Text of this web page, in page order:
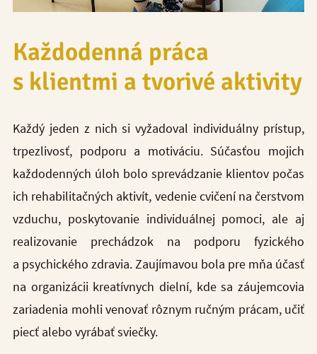
Každodenná práca
s klientmi a tvorivé aktivity
Každý jeden z nich si vyžadoval individuálny prístup,
trpezlivosť, podporu a motiváciu. Súčasťou mojich
každodenných úloh bolo sprevádzanie klientov počas
ich rehabilitačných aktivít, vedenie cvičení na čerstvom
vzduchu, poskytovanie individuálnej pomoci, ale aj
realizovanie prechádzok na podporu fyzického
a psychického zdravia. Zaujímavou bola pre mňa účasť
na organizácii kreatívnych dielní, kde sa záujemcovia
zariadenia mohli venovať rôznym ručným prácam, učiť
piecť alebo vyrábať sviečky.